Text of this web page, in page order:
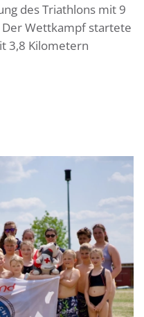
des Triathlons mit 9
Wettkampf startete
3,8 Kilometern